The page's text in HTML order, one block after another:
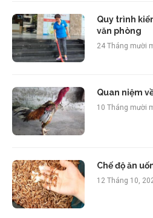
Quy trình
văn phòng
24 Tháng mười
Quan niệm
10 Tháng mười
Chế độ ăn
12 Tháng 10,